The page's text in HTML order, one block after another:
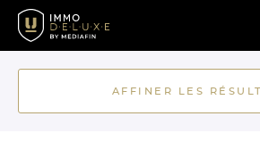
AFFINER LES